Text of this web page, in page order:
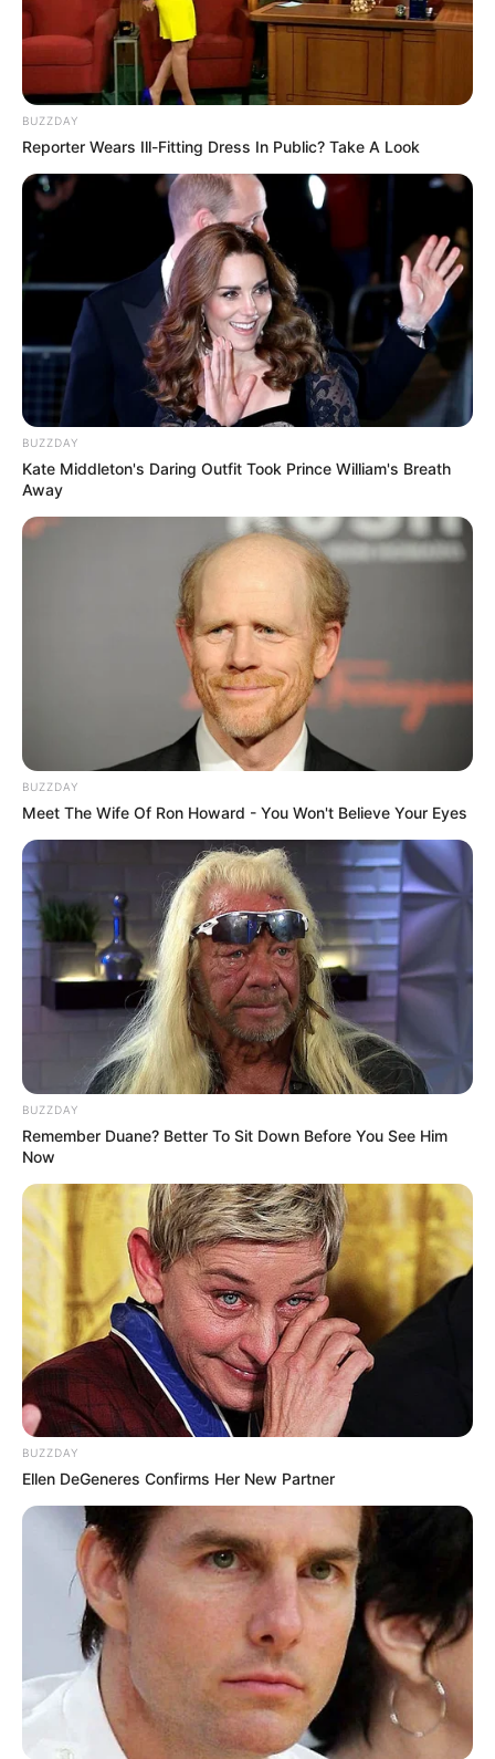
LIHAT ARTIKEL LAINNYA
Kang Solah from Kang
Mak x Nenek Gayung
Tukar Takdir
Sukma
Dia Bukan Ibu Darah Nyai
BUZZDAY
Reporter Wears Ill-Fitting Dress In Public? Take A Look
BUZZDAY
Kate Middleton's Daring Outfit Took Prince William's Breath
Away
BUZZDAY
Meet The Wife Of Ron Howard - You Won't Believe Your Eyes
BUZZDAY
Remember Duane? Better To Sit Down Before You See Him
Now
BUZZDAY
Ellen DeGeneres Confirms Her New Partner